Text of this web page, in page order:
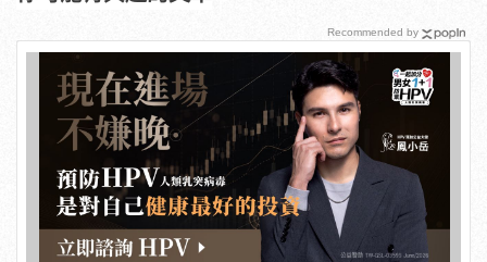
Recommended by